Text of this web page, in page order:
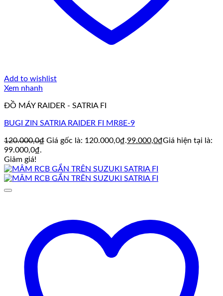
Add to wishlist
Xem nhanh
ĐỒ MÁY RAIDER - SATRIA FI
BUGI ZIN SATRIA RAIDER FI MR8E-9
120.000,0₫ Giá gốc là: 120.000,0₫.99.000,0₫Giá hiện tại là:
99.000,0₫.
Giảm giá!